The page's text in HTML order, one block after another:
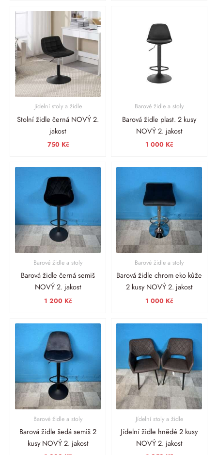
Jídelní stoly a židle
Stolní židle černá NOVÝ 2.
jakost
750 Kč
Barové židle a stoly
Barová židle plast. 2 kusy
NOVÝ 2. jakost
1 000 Kč
Barové židle a stoly
Barová židle černá semiš
NOVÝ 2. jakost
1 200 Kč
Barové židle a stoly
Barová židle chrom eko kůže
2 kusy NOVÝ 2. jakost
1 000 Kč
Barové židle a stoly
Barová židle šedá semiš 2
kusy NOVÝ 2. jakost
Jídelní stoly a židle
Jídelní židle hnědé 2 kusy
NOVÝ 2. jakost